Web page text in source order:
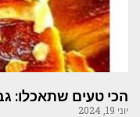
הכי טעים שתאכלו:
יוני 19, 2024